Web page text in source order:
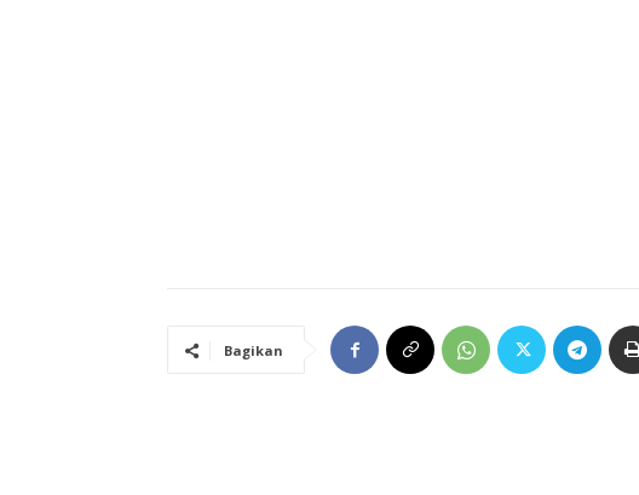
Bagikan